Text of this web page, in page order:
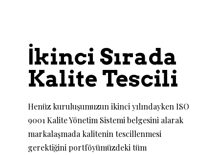
İkinci Sırada
Kalite Tescili
Henüz kuruluşumuzun ikinci yılındayken ISO
9001 Kalite Yönetim Sistemi belgesini alarak
markalaşmada kalitenin tescillenmesi
gerektiğini portföyümüzdeki tüm